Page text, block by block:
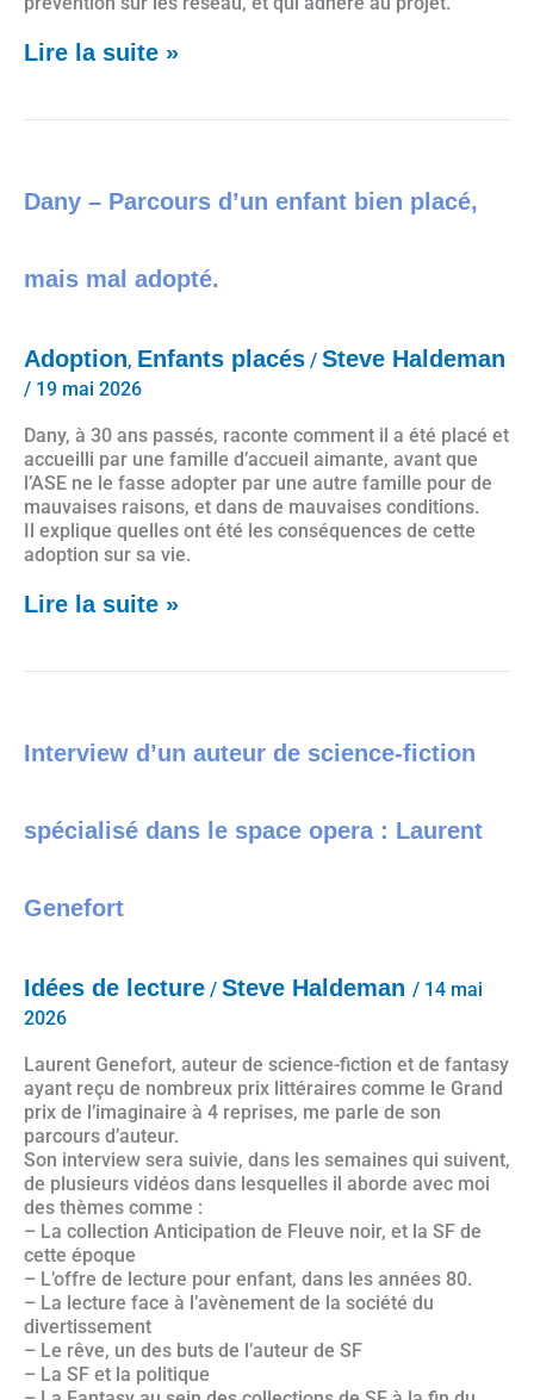
Lire la suite »
Dany – Parcours d’un enfant bien placé,
mais mal adopté.
Adoption, Enfants placés / Steve Haldeman
/ 19 mai 2026
Dany, à 30 ans passés, raconte comment il a été placé et
accueilli par une famille d’accueil aimante, avant que
l’ASE ne le fasse adopter par une autre famille pour de
mauvaises raisons, et dans de mauvaises conditions.
Il explique quelles ont été les conséquences de cette
adoption sur sa vie.
Lire la suite »
Interview d’un auteur de science-fiction
spécialisé dans le space opera : Laurent
Genefort
Idées de lecture / Steve Haldeman / 14 mai
2026
Laurent Genefort, auteur de science-fiction et de fantasy
ayant reçu de nombreux prix littéraires comme le Grand
prix de l’imaginaire à 4 reprises, me parle de son
parcours d’auteur.
Son interview sera suivie, dans les semaines qui suivent,
de plusieurs vidéos dans lesquelles il aborde avec moi
des thèmes comme :
– La collection Anticipation de Fleuve noir, et la SF de
cette époque
– L’offre de lecture pour enfant, dans les années 80.
– La lecture face à l’avènement de la société du
divertissement
– Le rêve, un des buts de l’auteur de SF
– La SF et la politique